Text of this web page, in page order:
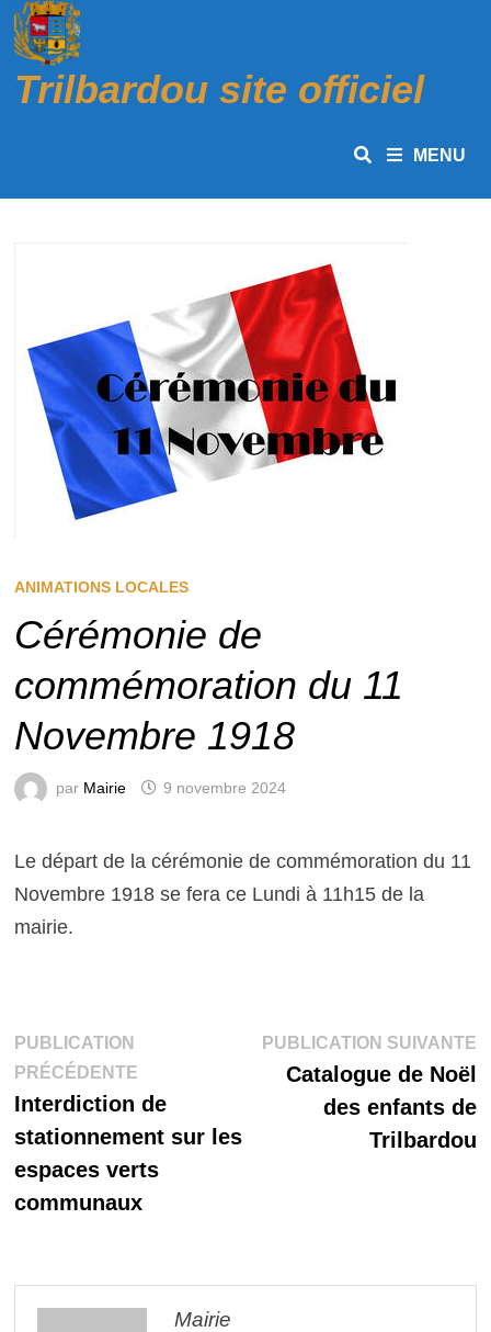
Passer
au
contenu
Trilbardou site officiel
MENU
ANIMATIONS LOCALES
Cérémonie de
commémoration du 11
Novembre 1918
par Mairie 9 novembre 2024
Le départ de la cérémonie de commémoration du 11
Novembre 1918 se fera ce Lundi à 11h15 de la
mairie.
Navigation
de
l’article
PUBLICATION
PRÉCÉDENTE
précédente :
Interdiction de
stationnement sur les
espaces verts
communaux
PUBLICATION SUIVANTE
Catalogue de Noël
des enfants de
Trilbardou
Mairie